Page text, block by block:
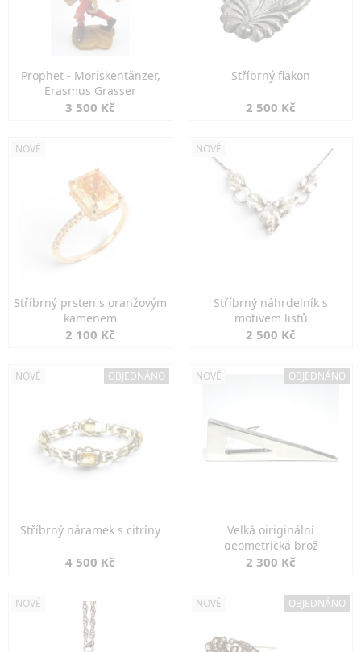
Prophet - Moriskentänzer,
Erasmus Grasser
3 500 Kč
Stříbrný flakon
2 500 Kč
NOVÉ
Stříbrný prsten s oranžovým
kamenem
2 100 Kč
NOVÉ
Stříbrný náhrdelník s
motivem listů
2 500 Kč
NOVÉ OBJEDNÁNO
Stříbrný náramek s citríny
4 500 Kč
NOVÉ OBJEDNÁNO
Velká oiriginální
geometrická brož
2 300 Kč
NOVÉ NOVÉ OBJEDNÁNO